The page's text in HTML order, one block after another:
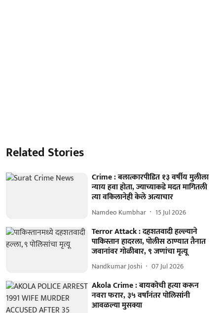
Related Stories
Crime : बलात्कारपीडित १३ वर्षीय मुलीला
न्याय हवा होता, ज्याच्याकडे मदत मागितली
त्या वकिलानेही केले अत्याचार
Namdeo Kumbhar 15 Jul 2026
Terror Attack : दहशतवादी हल्ल्याने
पाकिस्तान हादरला, पोलीस ठाण्यात तैनात
जवानांवर गोळीबार, ९ जणांचा मृत्यू
Nandkumar Joshi 07 Jul 2026
Akola Crime : बायकोची हत्या करून
नवरा फरार, ३५ वर्षांनंतर पोलिसांनी
आवळल्या मुसक्या